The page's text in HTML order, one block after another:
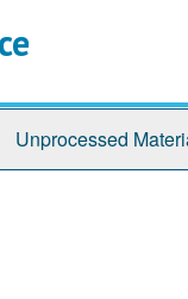
Unprocessed